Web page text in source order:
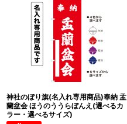
神社のぼり旗(名入れ専用商品)奉納 盂
蘭盆会 ほうのううらぼんえ(選べるカ
ラー・選べるサイズ)